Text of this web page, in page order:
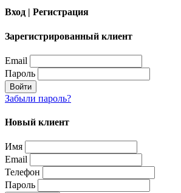
Вход | Регистрация
Зарегистрированный клиент
Email
Пароль
Войти
Забыли пароль?
Новый клиент
Имя
Email
Телефон
Пароль